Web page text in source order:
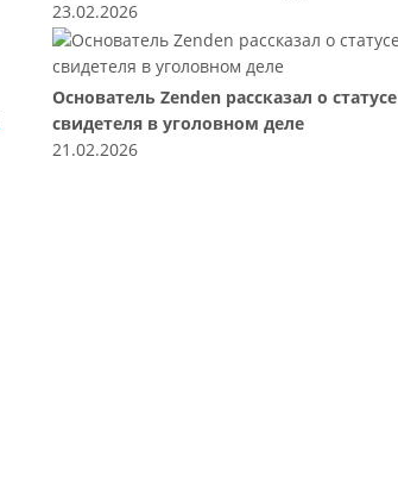
23.02.2026
Основатель Zenden рассказал о статусе
свидетеля в уголовном деле
21.02.2026